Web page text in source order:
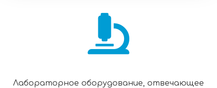
Лабораторное оборудование, отвечающее